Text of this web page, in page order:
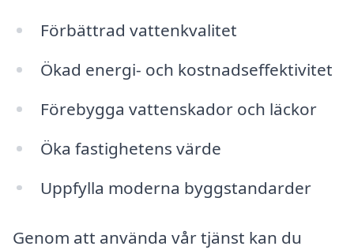
Förbättrad vattenkvalitet
Ökad energi- och kostnadseffektivitet
Förebygga vattenskador och läckor
Öka fastighetens värde
Uppfylla moderna byggstandarder
Genom att använda vår tjänst kan du